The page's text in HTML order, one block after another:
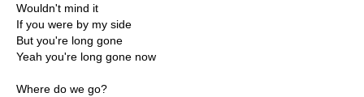
Wouldn't mind it
If you were by my side
But you're long gone
Yeah you're long gone now
Where do we go?